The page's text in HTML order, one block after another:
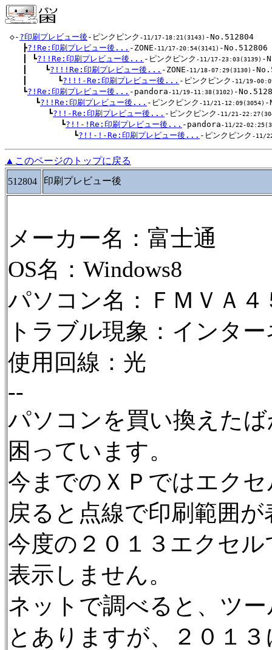
◇- ?印刷プレビュー後 -ピンクピンク -11/17-18:21(3143) -No.512804
┣?!Re:印刷プレビュー後... -ZONE-11/17-20:54(3141) -No.512806
┃ ┗?!!Re:印刷プレビュー後... -ピンクピンク -11/17-23:03(3139) -
┃ 　 ┗?!!!Re:印刷プレビュー後... -ZONE-11/18-07:29(3130) -
┃ 　 　 ┗?!!!-Re:印刷プレビュー後... -ピンクピンク -11/19-
┗?!Re:印刷プレビュー後... -pandora-11/19-11:38(3102) -
┗?!!Re:印刷プレビュー後... -ピンクピンク -11/21-12:09(3054) -
┗?!!-Re:印刷プレビュー後... -ピンクピンク -11/21-
┗?!!-!Re:印刷プレビュー後... -pandora-11/22-
┗?!!-!-Re:印刷プレビュー後... -ピンクピンク -11/
▲このページのトップに戻る
512804
印刷プレビュー後
メーカー名：富士通
OS名：Windows8
パソコン名：ＦＭＶＡ４
トラブル現象：インタ
使用回線：光
--
パソコンを買い換えた
困っています。
今までのＸＰではエク
戻ると点線で印刷範囲
今度の２０１３エクセ
表示しません。
ネットで調べると、ツ
とありますが、２０１